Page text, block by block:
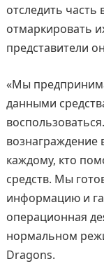
отследить часть
отмаркировать
представители
«Мы
данными
вознаграждение
каждому, кто
средств. Мы
информацию и
операционная
нормальном
Dragons.